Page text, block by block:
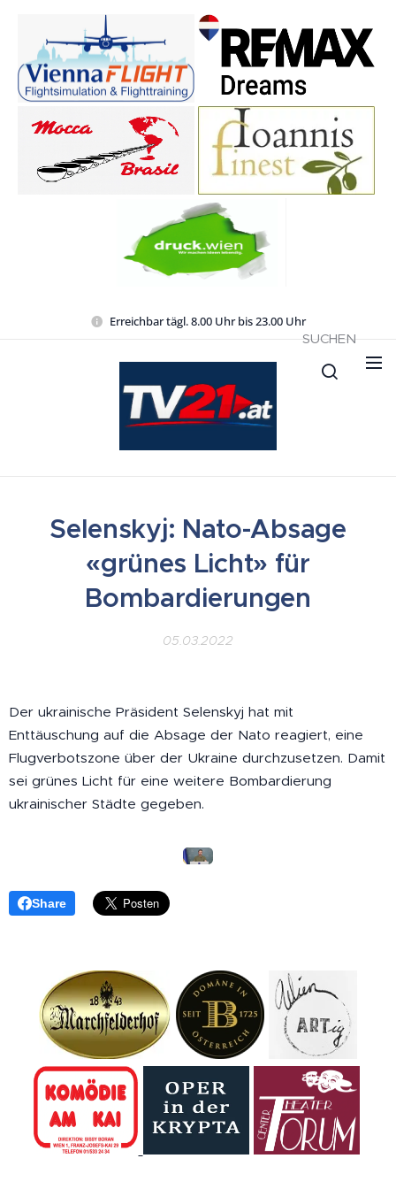
Erreichbar tägl. 8.00 Uhr bis 23.00 Uhr
SUCHEN
Selenskyj: Nato-Absage
«grünes Licht» für
Bombardierungen
05.03.2022
Der ukrainische Präsident Selenskyj hat mit
Enttäuschung auf die Absage der Nato reagiert, eine
Flugverbotszone über der Ukraine durchzusetzen. Damit
sei grünes Licht für eine weitere Bombardierung
ukrainischer Städte gegeben.
Share